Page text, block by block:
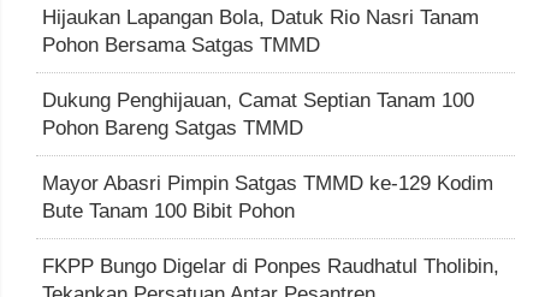
Hijaukan Lapangan Bola, Datuk Rio Nasri Tanam
Pohon Bersama Satgas TMMD
Dukung Penghijauan, Camat Septian Tanam 100
Pohon Bareng Satgas TMMD
Mayor Abasri Pimpin Satgas TMMD ke-129 Kodim
Bute Tanam 100 Bibit Pohon
FKPP Bungo Digelar di Ponpes Raudhatul Tholibin,